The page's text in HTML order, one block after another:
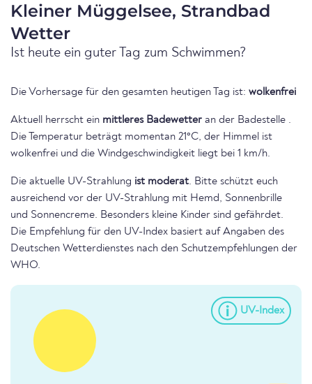
Kleiner Müggelsee, Strandbad
Wetter
Ist heute ein guter Tag zum Schwimmen?
Die Vorhersage für den gesamten heutigen Tag ist: wolkenfrei
Aktuell herrscht ein mittleres Badewetter an der Badestelle .
Die Temperatur beträgt momentan 21°C, der Himmel ist
wolkenfrei und die Windgeschwindigkeit liegt bei 1 km/h.
Die aktuelle UV-Strahlung ist moderat. Bitte schützt euch
ausreichend vor der UV-Strahlung mit Hemd, Sonnenbrille
und Sonnencreme. Besonders kleine Kinder sind gefährdet.
Die Empfehlung für den UV-Index basiert auf Angaben des
Deutschen Wetterdienstes nach den Schutzempfehlungen der
WHO.
UV-Index